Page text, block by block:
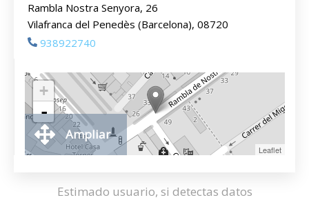
Rambla Nostra Senyora, 26
Vilafranca del Penedès (Barcelona), 08720
938922740
+
-
Leaflet
Ampliar
Estimado usuario, si detectas datos